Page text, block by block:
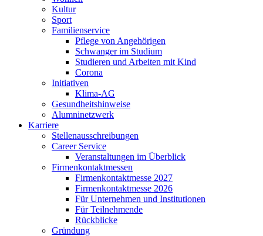
Kultur
Sport
Familienservice
Pflege von Angehörigen
Schwanger im Studium
Studieren und Arbeiten mit Kind
Corona
Initiativen
Klima-AG
Gesundheitshinweise
Alumninetzwerk
Karriere
Stellenausschreibungen
Career Service
Veranstaltungen im Überblick
Firmenkontaktmessen
Firmenkontaktmesse 2027
Firmenkontaktmesse 2026
Für Unternehmen und Institutionen
Für Teilnehmende
Rückblicke
Gründung